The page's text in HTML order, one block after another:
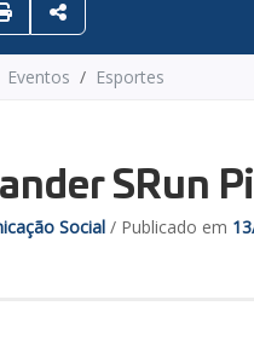
Eventos Esportes
SRun
Social / Publicado em